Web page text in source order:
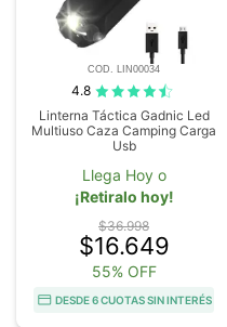
COD. LIN00034
4.8
Linterna Táctica Gadnic Led
Multiuso Caza Camping Carga
Usb
Llega Hoy o
¡Retiralo hoy!
$36.998
$16.649
55% OFF
DESDE 6 CUOTAS SIN INTERÉS